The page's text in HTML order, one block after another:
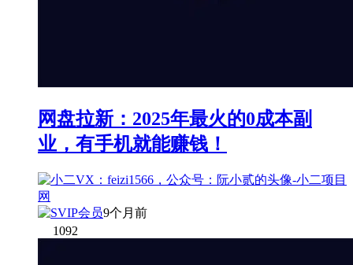
网盘拉新：2025年最火的0成本副
业，有手机就能赚钱！
9个月前
1092